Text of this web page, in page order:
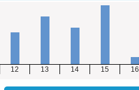
12 13 14 15 16